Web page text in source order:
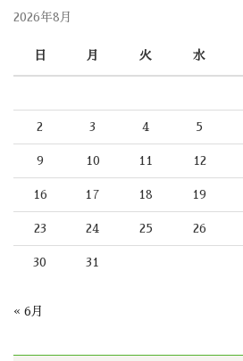
2026年8月
日 月 火 水
2 3 4 5
9 10 11 12
16 17 18 19
23 24 25 26
30 31
« 6月